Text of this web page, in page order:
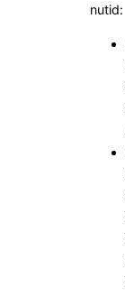
nutid: